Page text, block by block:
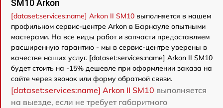
SM10 Arkon
[dataset:services:name] Arkon II SM10 выполняется в нашем
профильном сервис-центре Arkon в Барнауле опытными
мастерами. На все виды работ и запчасти предоставляем
расширенную гарантию - мы в сервис-центре уверены в
качестве наших услуг. [dataset:services:name] Arkon II SM10
будет стоить на -15% дешевле при оформлении заказа на
сайте через звонок или форму обратной связи.
[dataset:services:name] Arkon II SM10 выполняется
на выезде, если не требует габаритного